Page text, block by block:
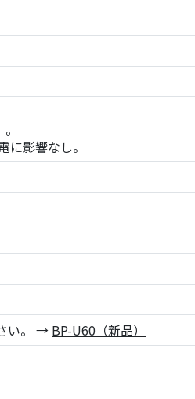
影響なし。
い。 → BP-U60（新品）